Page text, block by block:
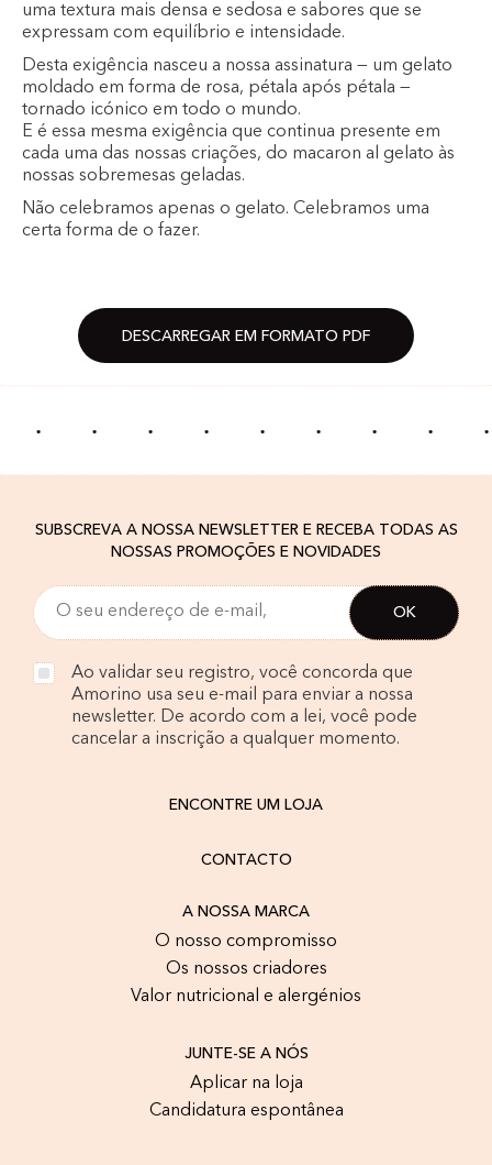
uma textura mais densa e sedosa e sabores que se
expressam com equilíbrio e intensidade.
Desta exigência nasceu a nossa assinatura — um gelato
moldado em forma de rosa, pétala após pétala —
tornado icónico em todo o mundo.
E é essa mesma exigência que continua presente em
cada uma das nossas criações, do macaron al gelato às
nossas sobremesas geladas.
Não celebramos apenas o gelato. Celebramos uma
certa forma de o fazer.
DESCARREGAR EM FORMATO PDF
· · · · · · · · ·
SUBSCREVA A NOSSA NEWSLETTER E RECEBA TODAS AS
NOSSAS PROMOÇÕES E NOVIDADES
Ao validar seu registro, você concorda que
Amorino usa seu e-mail para enviar a nossa
newsletter. De acordo com a lei, você pode
cancelar a inscrição a qualquer momento.
ENCONTRE UM LOJA
CONTACTO
A NOSSA MARCA
O nosso compromisso
Os nossos criadores
Valor nutricional e alergénios
JUNTE-SE A NÓS
Aplicar na loja
Candidatura espontânea